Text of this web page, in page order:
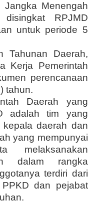
Jangka Menengah
RPJMD
untuk periode 5
Tahunan Daerah,
Kerja Pemerintah
perencanaan
tahun.
Daerah yang
adalah tim yang
daerah dan
yang mempunyai
melaksanakan
dalam rangka
terdiri dari
dan pejabat